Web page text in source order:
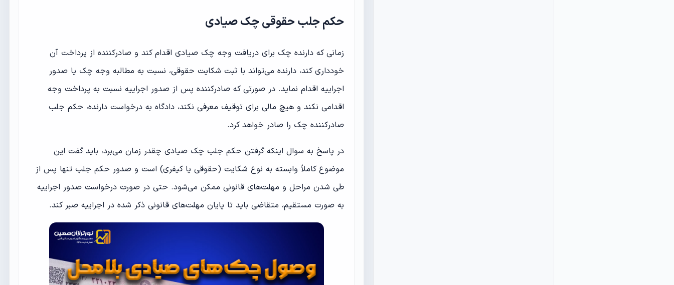
حکم جلب حقوقی چک صیادی
زمانی که دارنده چک برای دریافت وجه چک صیادی اقدام کند و صادرکننده از پرداخت آن
خودداری کند، دارنده می‌تواند با ثبت شکایت حقوقی، نسبت به مطالبه وجه چک یا صدور
اجراییه اقدام نماید. در صورتی که صادرکننده پس از صدور اجراییه نسبت به پرداخت وجه
اقدامی نکند و هیچ مالی برای توقیف معرفی نکند، دادگاه به درخواست دارنده، حکم جلب
صادرکننده چک را صادر خواهد کرد.
در پاسخ به سوال اینکه گرفتن حکم جلب چک صیادی چقدر زمان می‌برد، باید گفت این
موضوع کاملاً وابسته به نوع شکایت (حقوقی یا کیفری) است و صدور حکم جلب تنها پس از
طی شدن مراحل و مهلت‌های قانونی ممکن می‌شود. حتی در صورت درخواست صدور اجراییه
به صورت مستقیم، متقاضی باید تا پایان مهلت‌های قانونی ذکر شده در اجراییه صبر کند.